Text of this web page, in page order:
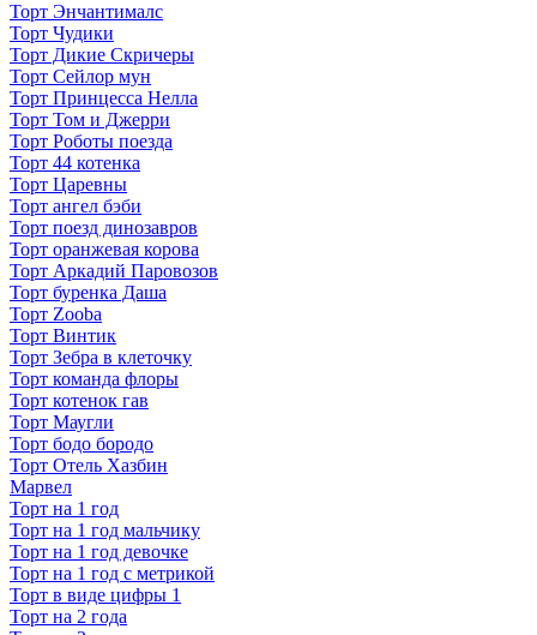
Торт Энчантималс
Торт Чудики
Торт Дикие Скричеры
Торт Сейлор мун
Торт Принцесса Нелла
Торт Том и Джерри
Торт Роботы поезда
Торт 44 котенка
Торт Царевны
Торт ангел бэби
Торт поезд динозавров
Торт оранжевая корова
Торт Аркадий Паровозов
Торт буренка Даша
Торт Zooba
Торт Винтик
Торт Зебра в клеточку
Торт команда флоры
Торт котенок гав
Торт Маугли
Торт бодо бородо
Торт Отель Хазбин
Марвел
Торт на 1 год
Торт на 1 год мальчику
Торт на 1 год девочке
Торт на 1 год с метрикой
Торт в виде цифры 1
Торт на 2 года